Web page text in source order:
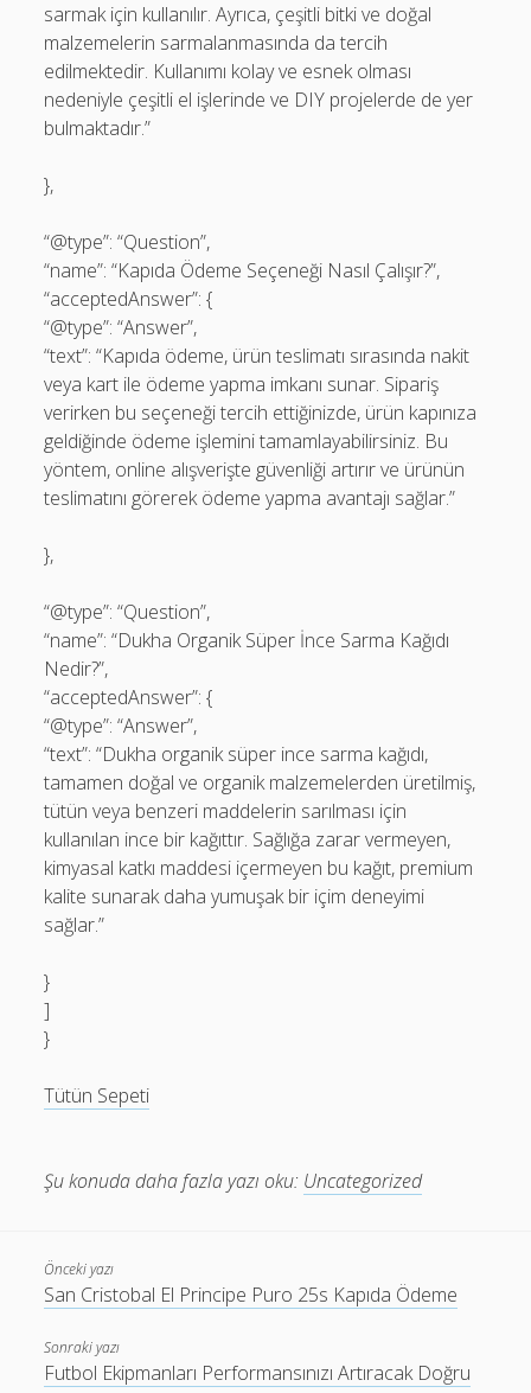
sarmak için kullanılır. Ayrıca, çeşitli bitki ve doğal
malzemelerin sarmalanmasında da tercih
edilmektedir. Kullanımı kolay ve esnek olması
nedeniyle çeşitli el işlerinde ve DIY projelerde de yer
bulmaktadır.”
},
“@type”: “Question”,
“name”: “Kapıda Ödeme Seçeneği Nasıl Çalışır?”,
“acceptedAnswer”: {
“@type”: “Answer”,
“text”: “Kapıda ödeme, ürün teslimatı sırasında nakit
veya kart ile ödeme yapma imkanı sunar. Sipariş
verirken bu seçeneği tercih ettiğinizde, ürün kapınıza
geldiğinde ödeme işlemini tamamlayabilirsiniz. Bu
yöntem, online alışverişte güvenliği artırır ve ürünün
teslimatını görerek ödeme yapma avantajı sağlar.”
},
“@type”: “Question”,
“name”: “Dukha Organik Süper İnce Sarma Kağıdı
Nedir?”,
“acceptedAnswer”: {
“@type”: “Answer”,
“text”: “Dukha organik süper ince sarma kağıdı,
tamamen doğal ve organik malzemelerden üretilmiş,
tütün veya benzeri maddelerin sarılması için
kullanılan ince bir kağıttır. Sağlığa zarar vermeyen,
kimyasal katkı maddesi içermeyen bu kağıt, premium
kalite sunarak daha yumuşak bir içim deneyimi
sağlar.”
}
]
}
Tütün Sepeti
Şu konuda daha fazla yazı oku: Uncategorized
Önceki yazı
San Cristobal El Principe Puro 25s Kapıda Ödeme
Sonraki yazı
Futbol Ekipmanları Performansınızı Artıracak Doğru